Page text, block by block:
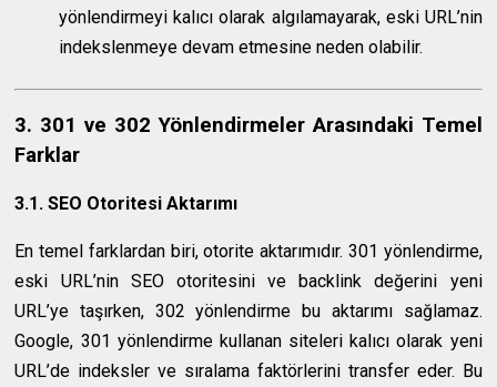
yönlendirmeyi kalıcı olarak algılamayarak, eski URL’nin
indekslenmeye devam etmesine neden olabilir.
3. 301 ve 302 Yönlendirmeler Arasındaki Temel
Farklar
3.1. SEO Otoritesi Aktarımı
En temel farklardan biri, otorite aktarımıdır. 301 yönlendirme,
eski URL’nin SEO otoritesini ve backlink değerini yeni
URL’ye taşırken, 302 yönlendirme bu aktarımı sağlamaz.
Google, 301 yönlendirme kullanan siteleri kalıcı olarak yeni
URL’de indeksler ve sıralama faktörlerini transfer eder. Bu